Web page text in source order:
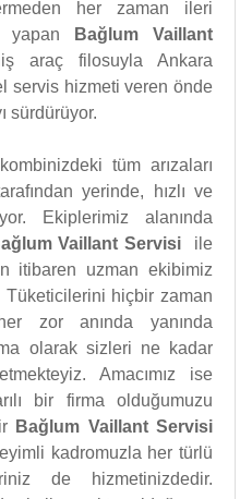
her zaman ileri
yapan
Bağlum Vaillant
araç filosuyla Ankara
servis hizmeti veren önde
sürdürüyor.
kombinizdeki tüm arızaları
yerinde, hızlı ve
Ekiplerimiz alanında
Vaillant Servisi ile
itibaren uzman ekibimiz
Tüketicilerini hiçbir zaman
zor anında yanında
olarak sizleri ne kadar
Amacımız ise
bir firma olduğumuzu
Bağlum Vaillant Servisi
kadromuzla her türlü
de hizmetinizdedir.